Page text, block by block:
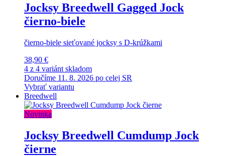
Jocksy Breedwell Gagged Jock
čierno-biele
čierno-biele sieťované jocksy s D-krúžkami
38,90 €
4 z 4 variánt skladom
Doručíme 11. 8. 2026 po celej SR
Vybrať variantu
Breedwell
Novinka
Jocksy Breedwell Cumdump Jock
čierne